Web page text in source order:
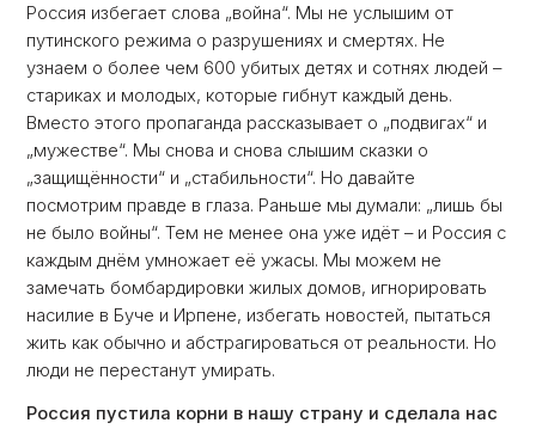
Россия избегает слова „война“. Мы не услышим от
путинского режима о разрушениях и смертях. Не
узнаем о более чем 600 убитых детях и сотнях людей –
стариках и молодых, которые гибнут каждый день.
Вместо этого пропаганда рассказывает о „подвигах“ и
„мужестве“. Мы снова и снова слышим сказки о
„защищённости“ и „стабильности“. Но давайте
посмотрим правде в глаза. Раньше мы думали: „лишь бы
не было войны“. Тем не менее она уже идёт – и Россия с
каждым днём умножает её ужасы. Мы можем не
замечать бомбардировки жилых домов, игнорировать
насилие в Буче и Ирпене, избегать новостей, пытаться
жить как обычно и абстрагироваться от реальности. Но
люди не перестанут умирать.
Россия пустила корни в нашу страну и сделала нас